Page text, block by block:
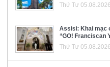
Thứ Tư 05.08.2026
Assisi: Khai mạc
“GO! Franciscan
Thứ Tư 05.08.2026